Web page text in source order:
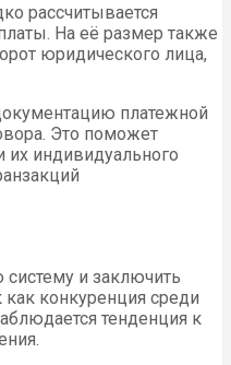
рассчитывается
На её размер также
юридического лица,
платежной
Это поможет
индивидуального
и заключить
конкуренция среди
тенденция к